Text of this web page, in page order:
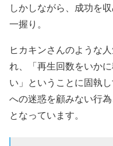
しかしながら、成功を
一握り。
ヒカキンさんのような
れ、「再生回数をいか
い」ということに固執
への迷惑を顧みない行
となっています。